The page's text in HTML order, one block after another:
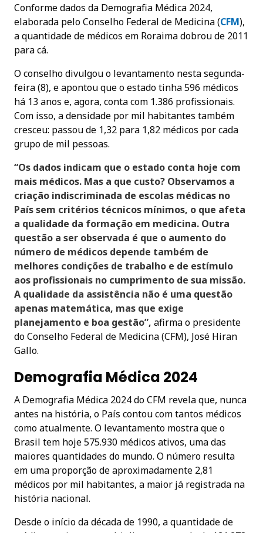
Conforme dados da Demografia Médica 2024,
elaborada pelo Conselho Federal de Medicina (CFM),
a quantidade de médicos em Roraima dobrou de 2011
para cá.
O conselho divulgou o levantamento nesta segunda-
feira (8), e apontou que o estado tinha 596 médicos
há 13 anos e, agora, conta com 1.386 profissionais.
Com isso, a densidade por mil habitantes também
cresceu: passou de 1,32 para 1,82 médicos por cada
grupo de mil pessoas.
“Os dados indicam que o estado conta hoje com
mais médicos. Mas a que custo? Observamos a
criação indiscriminada de escolas médicas no
País sem critérios técnicos mínimos, o que afeta
a qualidade da formação em medicina. Outra
questão a ser observada é que o aumento do
número de médicos depende também de
melhores condições de trabalho e de estímulo
aos profissionais no cumprimento de sua missão.
A qualidade da assistência não é uma questão
apenas matemática, mas que exige
planejamento e boa gestão”, afirma o presidente
do Conselho Federal de Medicina (CFM), José Hiran
Gallo.
Demografia Médica 2024
A Demografia Médica 2024 do CFM revela que, nunca
antes na história, o País contou com tantos médicos
como atualmente. O levantamento mostra que o
Brasil tem hoje 575.930 médicos ativos, uma das
maiores quantidades do mundo. O número resulta
em uma proporção de aproximadamente 2,81
médicos por mil habitantes, a maior já registrada na
história nacional.
Desde o início da década de 1990, a quantidade de